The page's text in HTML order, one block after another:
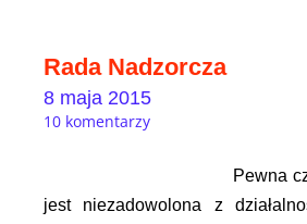
Rada Nadzorcza
10 komentarzy
Pewna
jest niezadowolona z
8 maja 2015